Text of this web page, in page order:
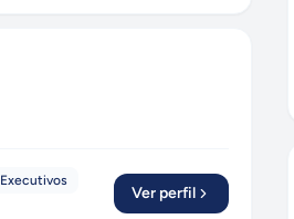
Ver perfil